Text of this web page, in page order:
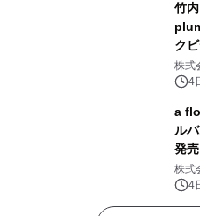
竹
ク
株式
4
a
ル
発
ジ
株式
4